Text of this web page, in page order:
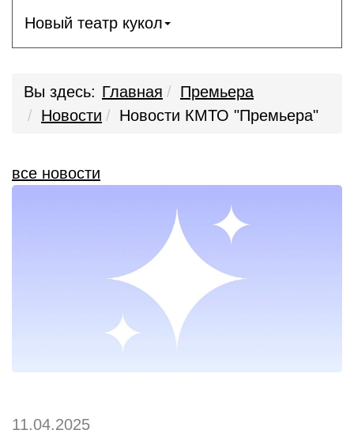
Новый театр кукол
Вы здесь: Главная
Премьера
Новости
Новости КМТО "Премьера"
все новости
11.04.2025